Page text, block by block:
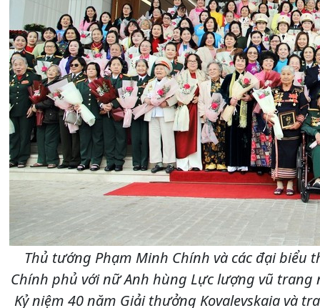
Thủ tướng Phạm Minh Chính và các đại
Chính phủ với nữ Anh hùng Lực lượng vũ
Kỷ niệm 40 năm Giải thưởng Kovalevskaia và